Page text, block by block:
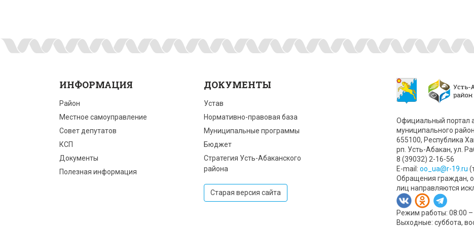
ИНФОРМАЦИЯ
Район
Местное самоуправление
Совет депутатов
КСП
Документы
Полезная информация
ДОКУМЕНТЫ
Устав
Нормативно-правовая база
Муниципальные программы
Бюджет
Стратегия Усть-Абаканского
района
Старая версия сайта
Официальный портал
муниципального
655100, Республика
рп. Усть-Абакан, ул.
8 (39032) 2-16-56
Е-mail: oo_ua@r-19.ru
Обращения граждан,
лиц направляются
Режим работы: 08:00
Выходные: суббота,